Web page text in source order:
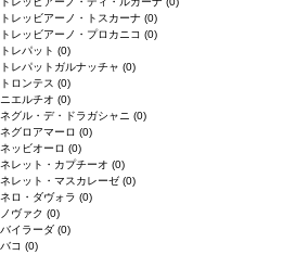
トレッビアーノ・トスカーナ (0)
トレッビアーノ・プロカニコ (0)
トレパット (0)
トレパットガルナッチャ (0)
トロンテス (0)
ニエルチオ (0)
ネグル・デ・ドラガシャニ (0)
ネグロアマーロ (0)
ネッビオーロ (0)
ネレット・カプチーオ (0)
ネレット・マスカレーゼ (0)
ネロ・ダヴォラ (0)
ノヴァク (0)
バイラーダ (0)
バコ (0)